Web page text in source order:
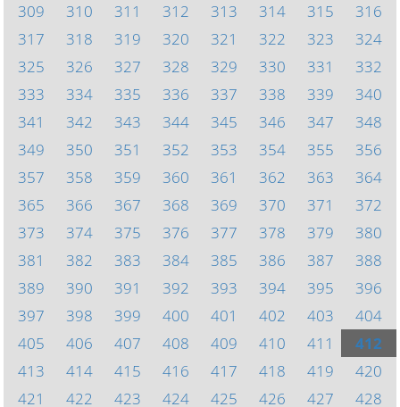
309
310 311 312 313 314 315
316
317
318 319 320 321 322 323
324
325
326 327 328 329 330 331
332
333
334 335 336 337 338 339
340
341
342 343 344 345 346 347
348
349
350 351 352 353 354 355
356
357
358 359 360 361 362 363
364
365
366 367 368 369 370 371
372
373
374 375 376 377 378 379
380
381
382 383 384 385 386 387
388
389
390 391 392 393 394 395
396
397
398 399 400 401 402 403
404
405
406 407 408 409 410 411
412
413
414 415 416 417 418 419
420
421
422 423 424 425 426 427 428